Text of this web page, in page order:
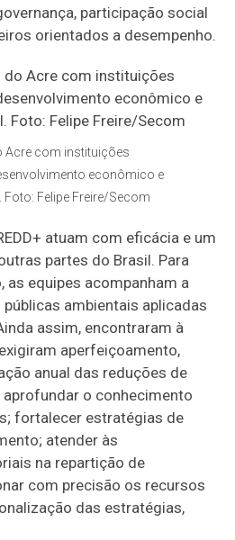
participação social
orientados a desempenho.
Acre com instituições
econômico e
Felipe Freire/Secom
atuam com eficácia e um
partes do Brasil. Para
as equipes acompanham a
ambientais aplicadas
assim, encontraram à
aperfeiçoamento,
anual das reduções de
o conhecimento
fortalecer estratégias de
atender às
na repartição de
com precisão os recursos
das estratégias,